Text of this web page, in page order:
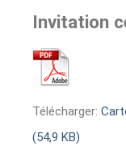
Invitation
Télécharger:
(54,9 KB)